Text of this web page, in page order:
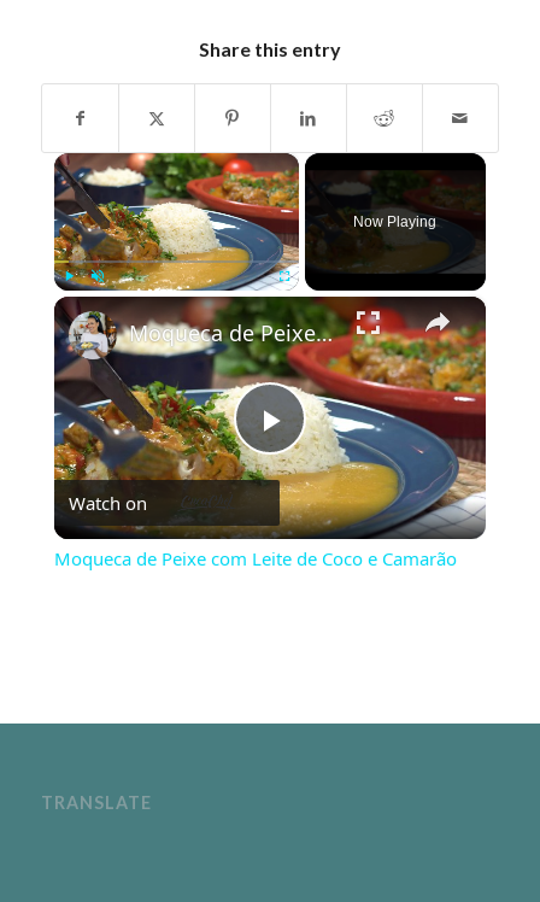
Share this entry
×
Fullscreen
Now Playing
×
Play
Video
Moqueca de Peixe com Leite de Coco e Camarão
Watch on
Moqueca de Peixe com Leite de Coco e Camarão
TRANSLATE